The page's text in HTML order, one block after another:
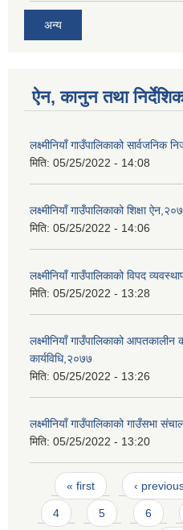
अन्य
ऐन, कानुन तथा
लक्ष्मीनियाँ गाउँपालिकाको सार्वजनिक
मिति: 05/25/2022 - 14:08
लक्ष्मीनियाँ गाउँपालिकाको शिक्षा
मिति: 05/25/2022 - 14:06
लक्ष्मीनियाँ गाउँपालिकाको विपद
मिति: 05/25/2022 - 13:28
लक्ष्मीनियाँ गाउँपालिकाको
कार्यविधि,२०७७
मिति: 05/25/2022 - 13:26
लक्ष्मीनियाँ गाउँपालिकाको गाउँसभा
मिति: 05/25/2022 - 13:20
Pages
« first ‹
4 5 6